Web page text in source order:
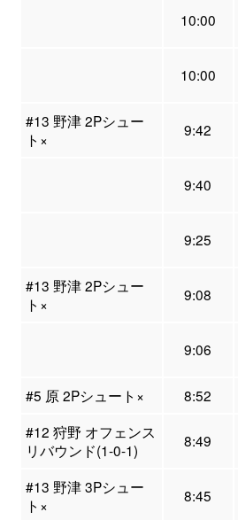
10:00
10:00
#13 野津 2Pシュー
ト×
9:42
9:40
9:25
#13 野津 2Pシュー
ト×
9:08
9:06
#5 原 2Pシュート×
8:52
#12 狩野 オフェンス
リバウンド(1-0-1)
8:49
#13 野津 3Pシュー
ト×
8:45